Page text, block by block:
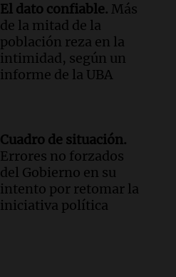
El dato confiable. Más
de la mitad de la
población reza en la
intimidad, según un
informe de la UBA
Cuadro de situación.
Errores no forzados
del Gobierno en su
intento por retomar la
iniciativa política